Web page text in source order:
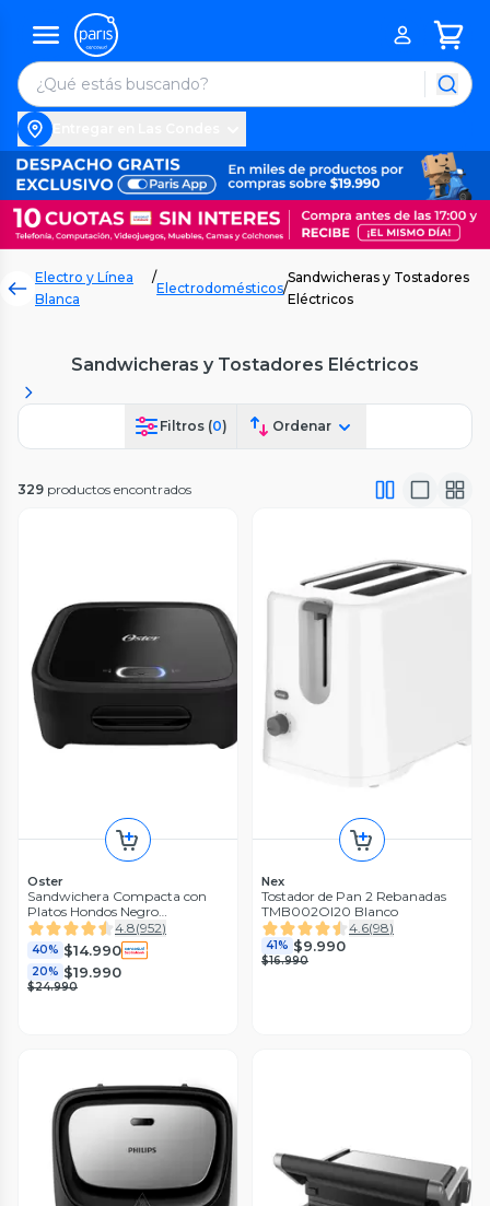
Electro y Línea
Blanca
/
Electrodomésticos/
Sandwicheras y Tostadores
Eléctricos
Sandwicheras y Tostadores Eléctricos
Filtros (0) Ordenar
329 productos encontrados
Oster
Sandwichera Compacta con
Platos Hondos Negro
CKSTSM400 4.8(952)
40% $14.990
20% $19.990
$24.990
Nex
Tostador de Pan 2 Rebanadas
TMB002OI20 Blanco
4.6(98)
41% $9.990
$16.990